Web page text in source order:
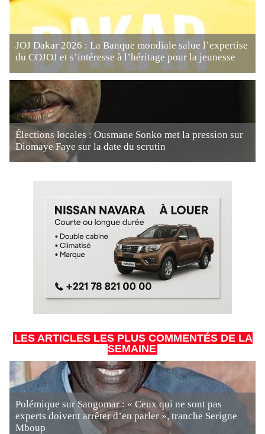
JOJ Dakar 2026 : La Banque mondiale salue l’expertise
du COJOJ et s’intéresse à l’héritage pour la jeunesse
Élections locales : Ousmane Sonko met la pression sur
Diomaye Faye sur la date du scrutin
LES ARTICLES LES PLUS COMMENTÉS DE LA
SEMAINE
Polémique sur Sangomar : « Ceux qui ne sont pas
experts doivent arrêter d’en parler », tranche Serigne
Mboup